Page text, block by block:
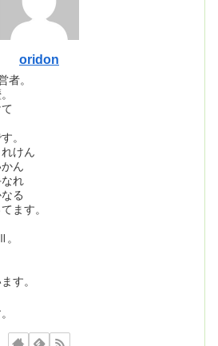
oridon
者。
。
けん
ん
れ
る
ます。
す。